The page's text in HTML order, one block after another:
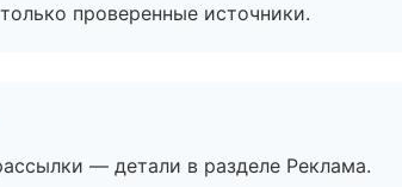
проверенные источники.
— детали в разделе Реклама.